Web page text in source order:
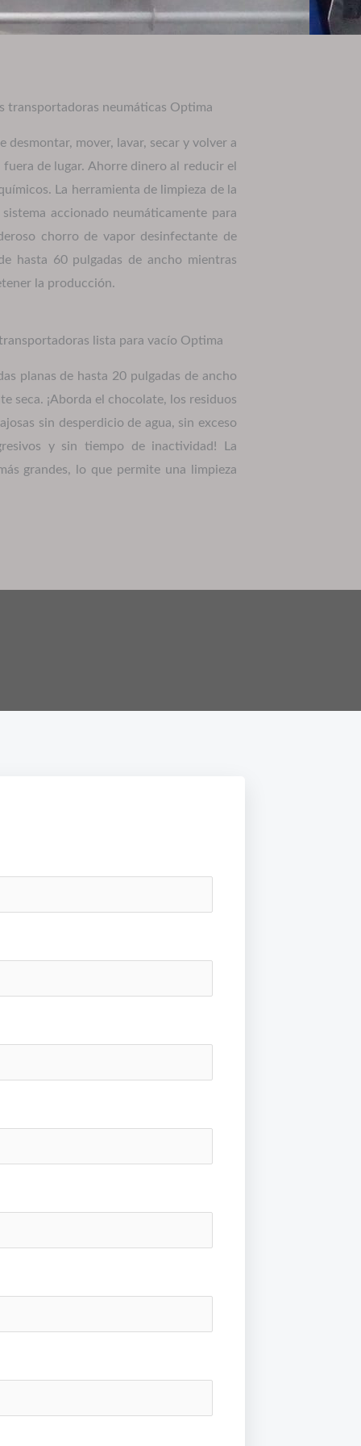
transportadoras neumáticas Optima
desmontar, mover, lavar, secar y volver a
de lugar. Ahorre dinero al reducir el
La herramienta de limpieza de la
accionado neumáticamente para
chorro de vapor desinfectante de
hasta 60 pulgadas de ancho mientras
la producción.
lista para vacío Optima
planas de hasta 20 pulgadas de ancho
seca. ¡Aborda el chocolate, los residuos
sin desperdicio de agua, sin exceso
y sin tiempo de inactividad! La
grandes, lo que permite una limpieza